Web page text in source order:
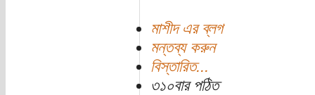
মাশীদ এর ব্লগ
মন্তব্য করুন
বিস্তারিত...
৩১০বার পঠিত